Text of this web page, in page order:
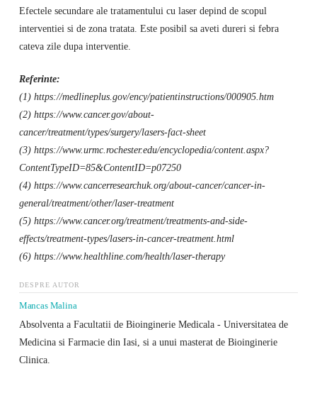
Efectele secundare ale tratamentului cu laser depind de scopul
interventiei si de zona tratata. Este posibil sa aveti dureri si febra
cateva zile dupa interventie.
Referinte:
(1) https://medlineplus.gov/ency/patientinstructions/000905.htm
(2) https://www.cancer.gov/about-
cancer/treatment/types/surgery/lasers-fact-sheet
(3) https://www.urmc.rochester.edu/encyclopedia/content.aspx?
ContentTypeID=85&ContentID=p07250
(4) https://www.cancerresearchuk.org/about-cancer/cancer-in-
general/treatment/other/laser-treatment
(5) https://www.cancer.org/treatment/treatments-and-side-
effects/treatment-types/lasers-in-cancer-treatment.html
(6) https://www.healthline.com/health/laser-therapy
DESPRE AUTOR
Mancas Malina
Absolventa a Facultatii de Bioinginerie Medicala - Universitatea de
Medicina si Farmacie din Iasi, si a unui masterat de Bioinginerie
Clinica.